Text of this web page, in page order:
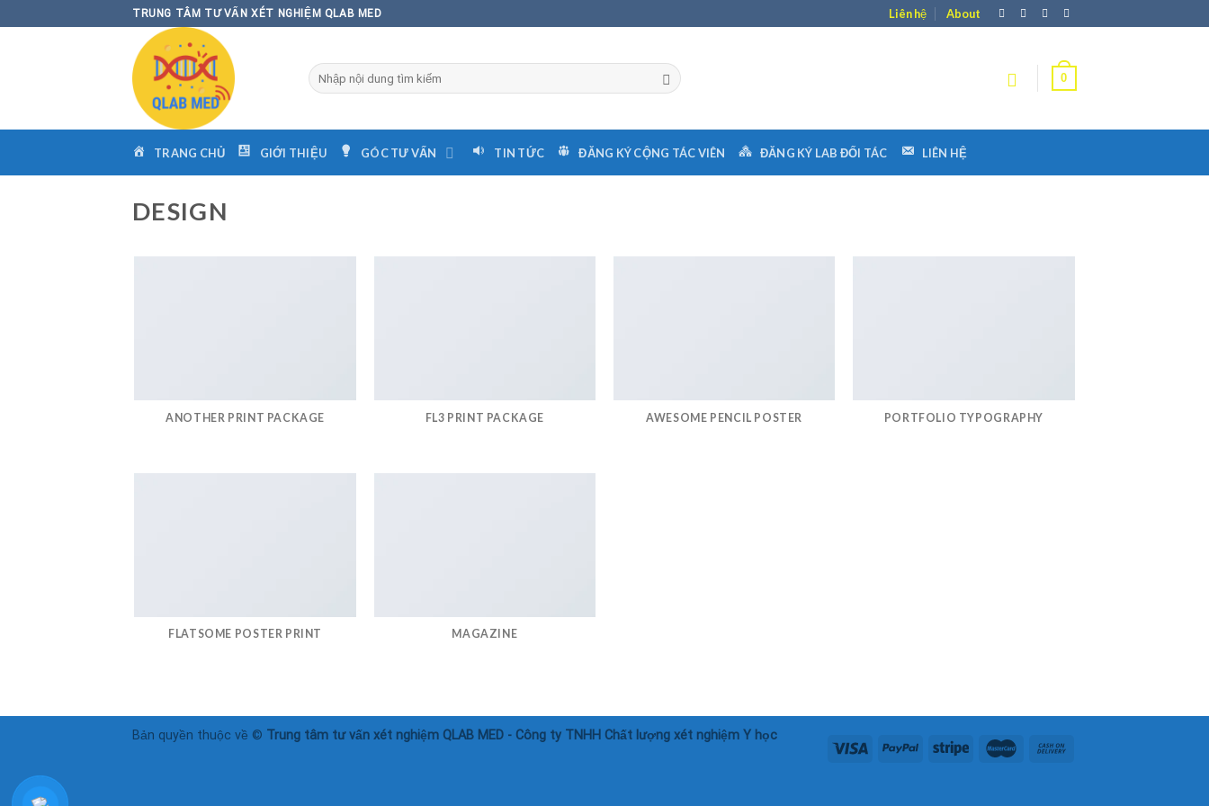
to
TRUNG TÂM TƯ VẤN XÉT NGHIỆM QLAB MED Liên hệ About
Tìm
kiếm:
0
TRANG CHỦ GIỚI THIỆU GÓC TƯ VẤN TIN TỨC ĐĂNG KÝ CỘNG TÁC VIÊN ĐĂNG KÝ LAB ĐỐI TÁC LIÊN HỆ
DESIGN
ANOTHER PRINT PACKAGE FL3 PRINT PACKAGE AWESOME PENCIL POSTER PORTFOLIO TYPOGRAPHY
FLATSOME POSTER PRINT MAGAZINE
Bản quyền thuộc về © Trung tâm tư vấn xét nghiệm QLAB MED - Công ty TNHH Chất lượng xét nghiệm Y học